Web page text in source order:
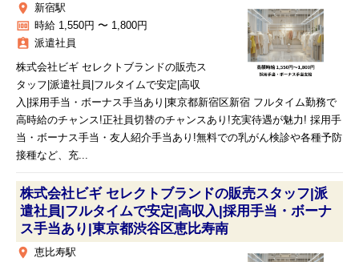
place 新宿駅
money 時給 1,550円 〜 1,800円
assignment_ind 派遣社員
株式会社ビギ セレクトブランドの販売ス
タッフ|派遣社員|フルタイムで安定|高収
入|採用手当・ボーナス手当あり|東京都新宿区新宿 フルタイム勤務で
高時給のチャンス!正社員切替のチャンスあり!充実待遇が魅力! 採用手
当・ボーナス手当・友人紹介手当あり!無料での乳がん検診や各種予防
接種など、充...
株式会社ビギ セレクトブランドの販売スタッフ|派
遣社員|フルタイムで安定|高収入|採用手当・ボーナ
ス手当あり|東京都渋谷区恵比寿南
place 恵比寿駅